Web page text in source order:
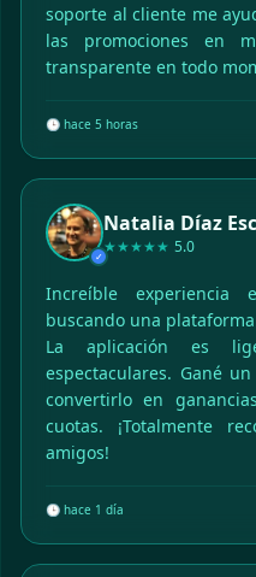
soporte al cliente me
las promociones en
transparente en todo
🕒 hace 5 horas
✓
Natalia Díaz
★★★★★ 5.0
Increíble experiencia
buscando una
La aplicación es
espectaculares. Gané
convertirlo en
cuotas. ¡Totalmente
amigos!
🕒 hace 1 día